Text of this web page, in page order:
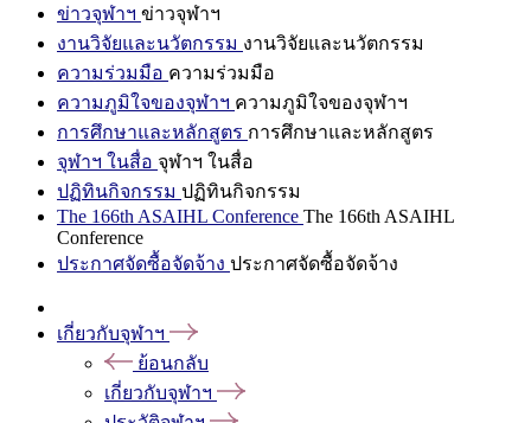
ข่าวจุฬาฯ ข่าวจุฬาฯ
งานวิจัยและนวัตกรรม งานวิจัยและนวัตกรรม
ความร่วมมือ ความร่วมมือ
ความภูมิใจของจุฬาฯ ความภูมิใจของจุฬาฯ
การศึกษาและหลักสูตร การศึกษาและหลักสูตร
จุฬาฯ ในสื่อ จุฬาฯ ในสื่อ
ปฏิทินกิจกรรม ปฏิทินกิจกรรม
The 166th ASAIHL Conference The 166th ASAIHL
Conference
ประกาศจัดซื้อจัดจ้าง ประกาศจัดซื้อจัดจ้าง
เกี่ยวกับจุฬาฯ
ย้อนกลับ
เกี่ยวกับจุฬาฯ